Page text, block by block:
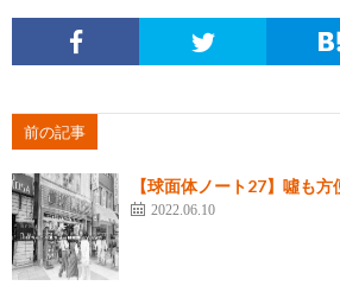
前の記事
【球面体ノート27】噓も
2022.06.10